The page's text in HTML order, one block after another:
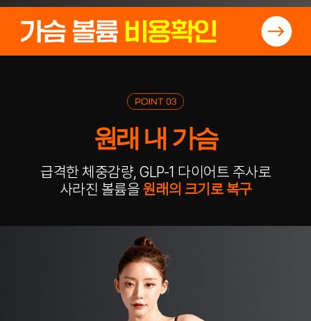
원래 내 가슴
급격한 체중감량, GLP-1 다이어트 주사로
사라진 볼륨을 원래의 크기로 복구